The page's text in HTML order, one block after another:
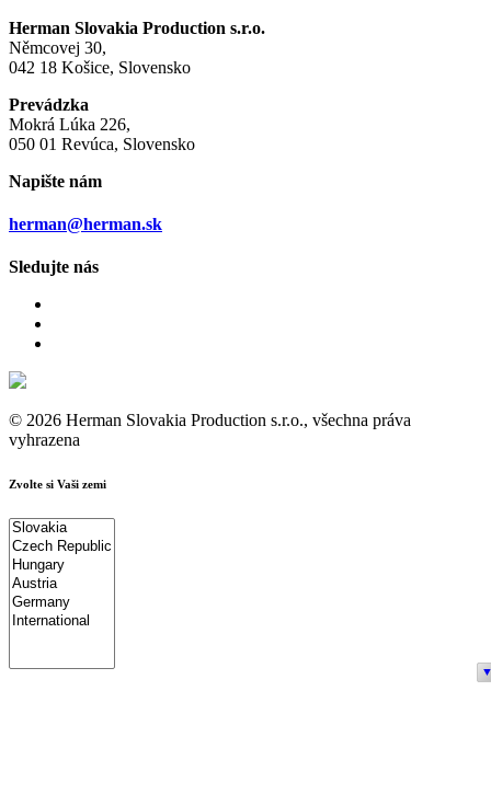
Herman Slovakia Production s.r.o.
Němcovej 30,
042 18 Košice, Slovensko
Prevádzka
Mokrá Lúka 226,
050 01 Revúca, Slovensko
Napište nám
herman@herman.sk
Sledujte nás
© 2026 Herman Slovakia Production s.r.o., všechna práva
vyhrazena
Zvolte si Vaši zemi